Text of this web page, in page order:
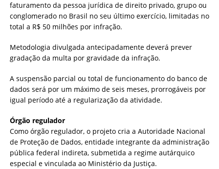
faturamento da pessoa jurídica de direito privado, grupo ou
conglomerado no Brasil no seu último exercício, limitadas no
total a R$ 50 milhões por infração.
Metodologia divulgada antecipadamente deverá prever
gradação da multa por gravidade da infração.
A suspensão parcial ou total de funcionamento do banco de
dados será por um máximo de seis meses, prorrogáveis por
igual período até a regularização da atividade.
Órgão regulador
Como órgão regulador, o projeto cria a Autoridade Nacional
de Proteção de Dados, entidade integrante da administração
pública federal indireta, submetida a regime autárquico
especial e vinculada ao Ministério da Justiça.